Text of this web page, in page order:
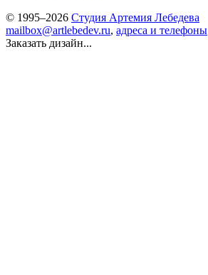
© 1995–2026 Студия Артемия Лебедева
mailbox@artlebedev.ru, адреса и телефоны
Заказать дизайн...